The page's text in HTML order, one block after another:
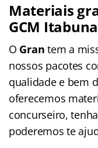
Materiais
GCM
O Grantem a
nossos pacotes
qualidade e bem
oferecemos
concurseiro,
poderemos te